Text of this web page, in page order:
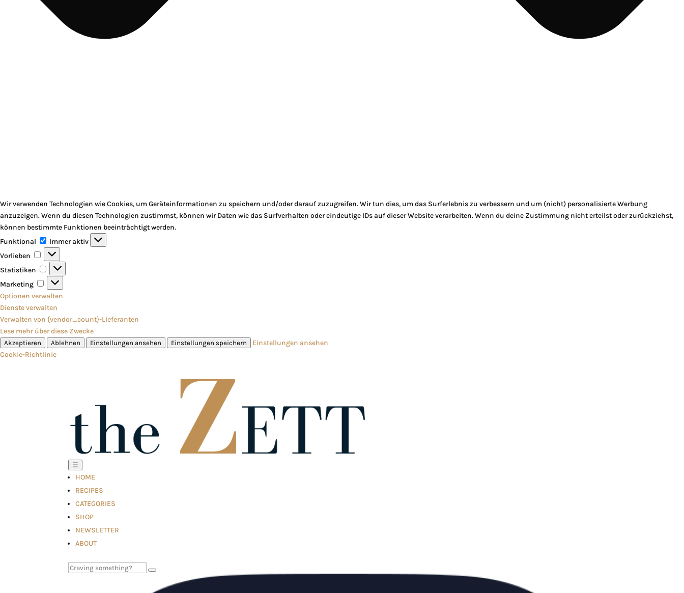
Wir verwenden Technologien wie Cookies, um Geräteinformationen zu speichern und/oder darauf zuzugreifen. Wir tun dies, um das Surferlebnis zu verbessern und um (nicht) personalisierte Werbung
anzuzeigen. Wenn du diesen Technologien zustimmst, können wir Daten wie das Surfverhalten oder eindeutige IDs auf dieser Website verarbeiten. Wenn du deine Zustimmung nicht erteilst oder zurückziehst,
können bestimmte Funktionen beeinträchtigt werden.
Funktional
Funktional
Immer aktiv
Vorlieben
Vorlieben
Statistiken
Statistiken
Marketing
Marketing
Optionen verwalten
Dienste verwalten
Verwalten von {vendor_count}-Lieferanten
Lese mehr über diese Zwecke
Akzeptieren Ablehnen Einstellungen ansehen Einstellungen speichern
Einstellungen ansehen
Cookie-Richtlinie
☰
HOME
RECIPES
CATEGORIES
SHOP
NEWSLETTER
ABOUT